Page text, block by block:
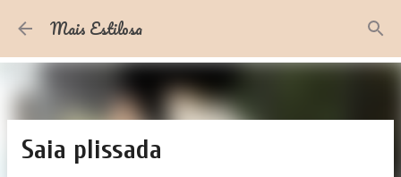
Pular para o conteúdo principal
Mais Estilosa
Saia plissada